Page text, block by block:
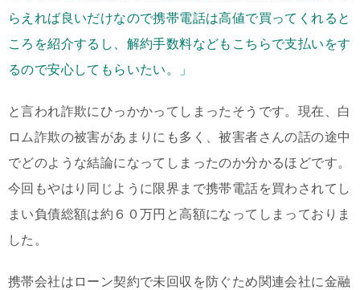
らえれば良いだけなので携帯電話は高値で買ってくれると
ころを紹介するし、解約手数料などもこちらで支払いをす
るので安心してもらいたい。」
と言われ詐欺にひっかかってしまったそうです。現在、白
ロム詐欺の被害があまりにも多く、被害者さんの話の途中
でどのような結論になってしまったのか分かるほどです。
今回もやはり同じように限界まで携帯電話を買わされてし
まい負債総額は約６０万円と高額になってしまっておりま
した。
携帯会社はローン契約で未回収を防ぐため関連会社に金融